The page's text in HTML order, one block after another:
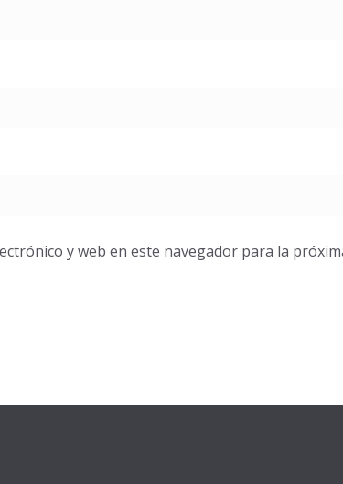
y web en este navegador para la